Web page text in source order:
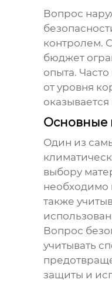
Вопрос
контролем.
бюджет
опыта.
от уровня
Основные
Один из
выбору
необходимо
также
Вопрос
учитывать
защиты и